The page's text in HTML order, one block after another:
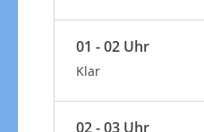
01 - 02 Uhr
Klar
02 - 03 Uhr